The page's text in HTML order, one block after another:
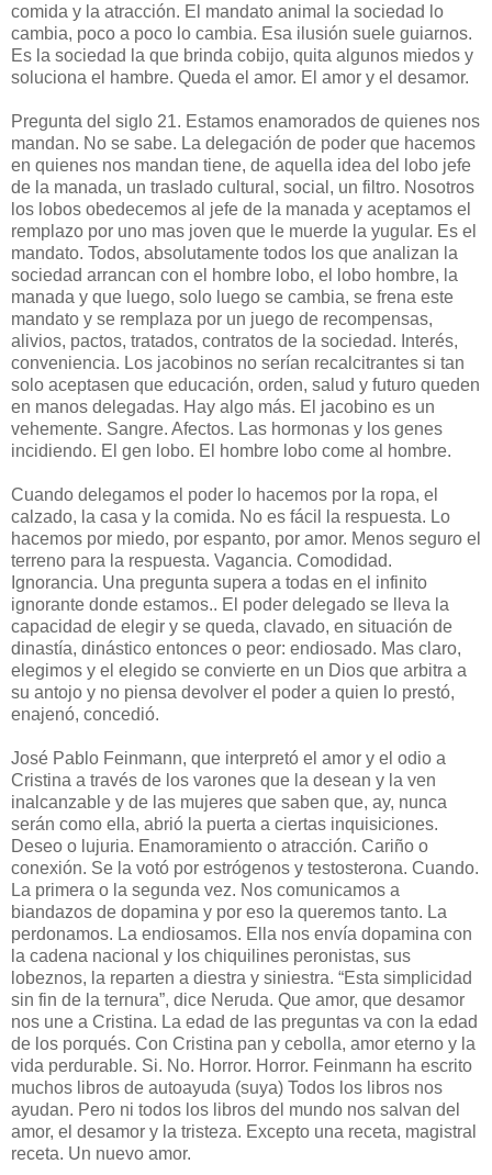
comida y la atracción. El mandato animal la sociedad lo
cambia, poco a poco lo cambia. Esa ilusión suele guiarnos.
Es la sociedad la que brinda cobijo, quita algunos miedos y
soluciona el hambre. Queda el amor. El amor y el desamor.
Pregunta del siglo 21. Estamos enamorados de quienes nos
mandan. No se sabe. La delegación de poder que hacemos
en quienes nos mandan tiene, de aquella idea del lobo jefe
de la manada, un traslado cultural, social, un filtro. Nosotros
los lobos obedecemos al jefe de la manada y aceptamos el
remplazo por uno mas joven que le muerde la yugular. Es el
mandato. Todos, absolutamente todos los que analizan la
sociedad arrancan con el hombre lobo, el lobo hombre, la
manada y que luego, solo luego se cambia, se frena este
mandato y se remplaza por un juego de recompensas,
alivios, pactos, tratados, contratos de la sociedad. Interés,
conveniencia. Los jacobinos no serían recalcitrantes si tan
solo aceptasen que educación, orden, salud y futuro queden
en manos delegadas. Hay algo más. El jacobino es un
vehemente. Sangre. Afectos. Las hormonas y los genes
incidiendo. El gen lobo. El hombre lobo come al hombre.
Cuando delegamos el poder lo hacemos por la ropa, el
calzado, la casa y la comida. No es fácil la respuesta. Lo
hacemos por miedo, por espanto, por amor. Menos seguro el
terreno para la respuesta. Vagancia. Comodidad.
Ignorancia. Una pregunta supera a todas en el infinito
ignorante donde estamos.. El poder delegado se lleva la
capacidad de elegir y se queda, clavado, en situación de
dinastía, dinástico entonces o peor: endiosado. Mas claro,
elegimos y el elegido se convierte en un Dios que arbitra a
su antojo y no piensa devolver el poder a quien lo prestó,
enajenó, concedió.
José Pablo Feinmann, que interpretó el amor y el odio a
Cristina a través de los varones que la desean y la ven
inalcanzable y de las mujeres que saben que, ay, nunca
serán como ella, abrió la puerta a ciertas inquisiciones.
Deseo o lujuria. Enamoramiento o atracción. Cariño o
conexión. Se la votó por estrógenos y testosterona. Cuando.
La primera o la segunda vez. Nos comunicamos a
biandazos de dopamina y por eso la queremos tanto. La
perdonamos. La endiosamos. Ella nos envía dopamina con
la cadena nacional y los chiquilines peronistas, sus
lobeznos, la reparten a diestra y siniestra. “Esta simplicidad
sin fin de la ternura”, dice Neruda. Que amor, que desamor
nos une a Cristina. La edad de las preguntas va con la edad
de los porqués. Con Cristina pan y cebolla, amor eterno y la
vida perdurable. Si. No. Horror. Horror. Feinmann ha escrito
muchos libros de autoayuda (suya) Todos los libros nos
ayudan. Pero ni todos los libros del mundo nos salvan del
amor, el desamor y la tristeza. Excepto una receta, magistral
receta. Un nuevo amor.